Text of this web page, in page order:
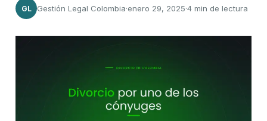
GL Gestión Legal Colombia·enero 29, 2025·4 min de lectura